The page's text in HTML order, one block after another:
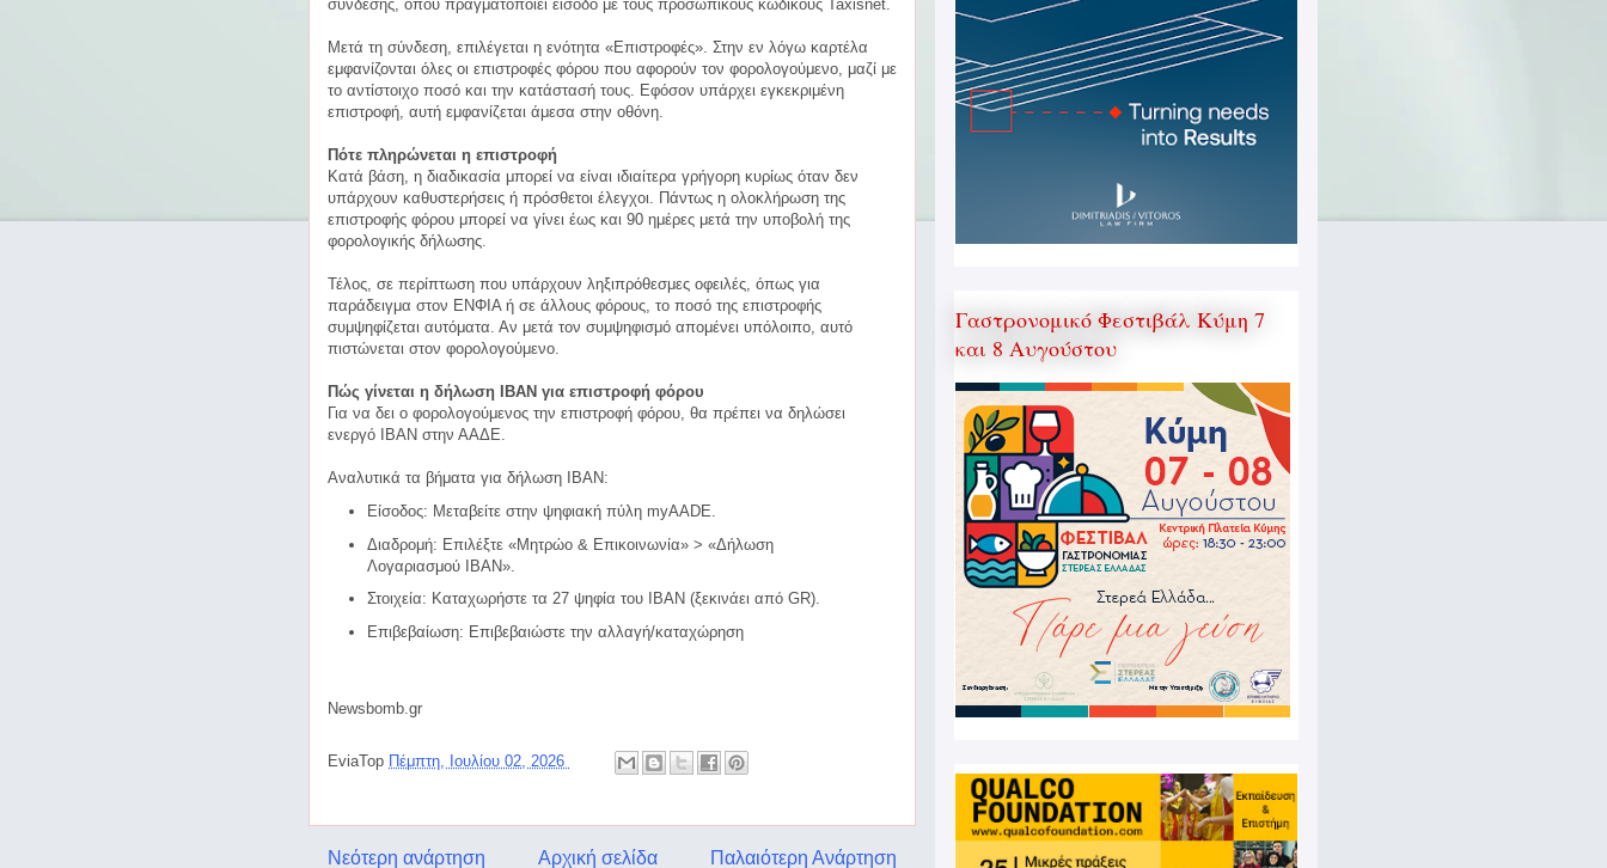
σύνδεσης, όπου πραγματοποιεί είσοδο με τους προσωπικούς κωδικούς Taxisnet.
Μετά τη σύνδεση, επιλέγεται η ενότητα «Επιστροφές». Στην εν λόγω καρτέλα
εμφανίζονται όλες οι επιστροφές φόρου που αφορούν τον φορολογούμενο, μαζί με
το αντίστοιχο ποσό και την κατάστασή τους. Εφόσον υπάρχει εγκεκριμένη
επιστροφή, αυτή εμφανίζεται άμεσα στην οθόνη.
Πότε πληρώνεται η επιστροφή
Κατά βάση, η διαδικασία μπορεί να είναι ιδιαίτερα γρήγορη κυρίως όταν δεν
υπάρχουν καθυστερήσεις ή πρόσθετοι έλεγχοι. Πάντως η ολοκλήρωση της
επιστροφής φόρου μπορεί να γίνει έως και 90 ημέρες μετά την υποβολή της
φορολογικής δήλωσης.
Τέλος, σε περίπτωση που υπάρχουν ληξιπρόθεσμες οφειλές, όπως για
παράδειγμα στον ΕΝΦΙΑ ή σε άλλους φόρους, το ποσό της επιστροφής
συμψηφίζεται αυτόματα. Αν μετά τον συμψηφισμό απομένει υπόλοιπο, αυτό
πιστώνεται στον φορολογούμενο.
Πώς γίνεται η δήλωση IBAN για επιστροφή φόρου
Για να δει ο φορολογούμενος την επιστροφή φόρου, θα πρέπει να δηλώσει
ενεργό IBAN στην ΑΑΔΕ.
Αναλυτικά τα βήματα για δήλωση IBAN:
Είσοδος: Μεταβείτε στην ψηφιακή πύλη myAADE.
Διαδρομή: Επιλέξτε «Μητρώο & Επικοινωνία» > «Δήλωση
Λογαριασμού IBAN».
Στοιχεία: Καταχωρήστε τα 27 ψηφία του IBAN (ξεκινάει από GR).
Επιβεβαίωση: Επιβεβαιώστε την αλλαγή/καταχώρηση
Newsbomb.gr
EviaTop Πέμπτη, Ιουλίου 02, 2026
Νεότερη ανάρτηση Παλαιότερη Ανάρτηση
Αρχική σελίδα
Γαστρονομικό Φεστιβάλ Κύμη 7
και 8 Αυγούστου